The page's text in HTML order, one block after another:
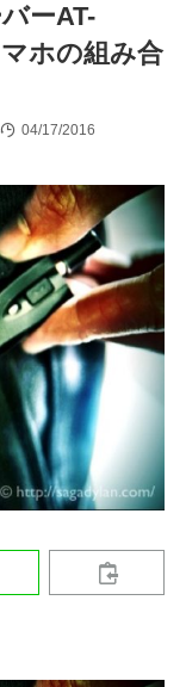
ーAT-
ホの組み合
04/17/2016